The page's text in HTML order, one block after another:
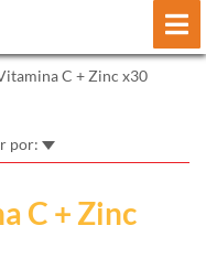
C + Zinc x30
por:
C + Zinc